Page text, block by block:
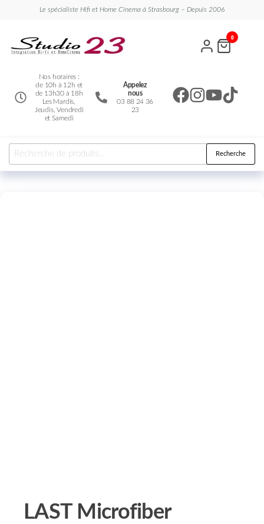
Le spécialiste Hifi et Home Cinema à Strasbourg – Depuis 2006
Nos horaires :
de 10h à 12h et
de 13h30 à 18h
Les Mardis,
Jeudis, Vendredi
et Samedi
Appelez
nous
03 88 24 36
23
0
Recherche
LAST Microfiber